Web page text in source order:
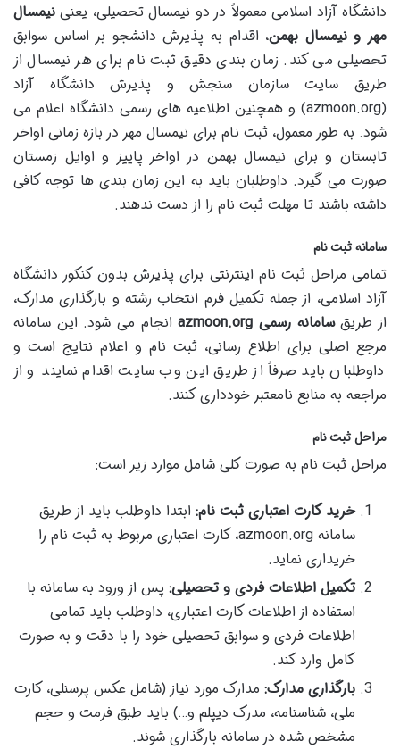
دانشگاه آزاد اسلامی معمولاً در دو نیمسال تحصیلی، یعنی نیمسال
مهر و نیمسال بهمن، اقدام به پذیرش دانشجو بر اساس سوابق
تحصیلی می کند. زمان بندی دقیق ثبت نام برای هر نیمسال از
طریق سایت سازمان سنجش و پذیرش دانشگاه آزاد
(azmoon.org) و همچنین اطلاعیه های رسمی دانشگاه اعلام می
شود. به طور معمول، ثبت نام برای نیمسال مهر در بازه زمانی اواخر
تابستان و برای نیمسال بهمن در اواخر پاییز و اوایل زمستان
صورت می گیرد. داوطلبان باید به این زمان بندی ها توجه کافی
داشته باشند تا مهلت ثبت نام را از دست ندهند.
سامانه ثبت نام
تمامی مراحل ثبت نام اینترنتی برای پذیرش بدون کنکور دانشگاه
آزاد اسلامی، از جمله تکمیل فرم انتخاب رشته و بارگذاری مدارک،
از طریقسامانه رسمی azmoon.org
انجام می شود. این سامانه
مرجع اصلی برای اطلاع رسانی، ثبت نام و اعلام نتایج است و
داوطلبان باید صرفاً از طریق این وب سایت اقدام نمایند و از
مراجعه به منابع نامعتبر خودداری کنند.
مراحل ثبت نام
مراحل ثبت نام به صورت کلی شامل موارد زیر است:
خرید کارت اعتباری ثبت نام: ابتدا داوطلب باید از طریق
سامانه azmoon.org، کارت اعتباری مربوط به ثبت نام را
خریداری نماید.
تکمیل اطلاعات فردی و تحصیلی: پس از ورود به سامانه با
استفاده از اطلاعات کارت اعتباری، داوطلب باید تمامی
اطلاعات فردی و سوابق تحصیلی خود را با دقت و به صورت
کامل وارد کند.
بارگذاری مدارک: مدارک مورد نیاز (شامل عکس پرسنلی، کارت
ملی، شناسنامه، مدرک دیپلم و…) باید طبق فرمت و حجم
مشخص شده در سامانه بارگذاری شوند.